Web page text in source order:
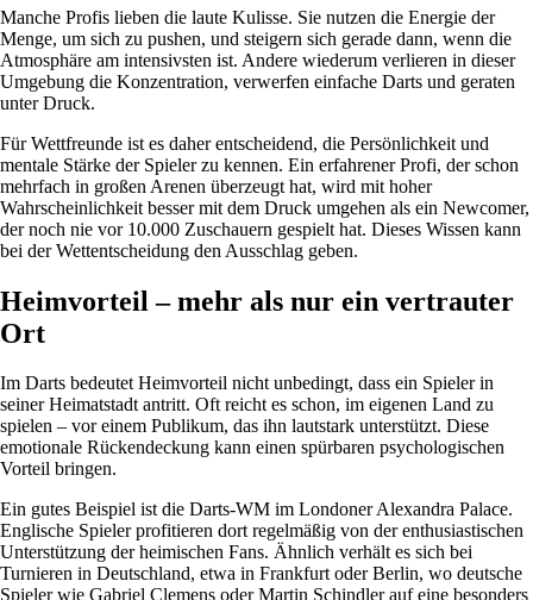
Manche Profis lieben die laute Kulisse. Sie nutzen die Energie der
Menge, um sich zu pushen, und steigern sich gerade dann, wenn die
Atmosphäre am intensivsten ist. Andere wiederum verlieren in dieser
Umgebung die Konzentration, verwerfen einfache Darts und geraten
unter Druck.
Für Wettfreunde ist es daher entscheidend, die Persönlichkeit und
mentale Stärke der Spieler zu kennen. Ein erfahrener Profi, der schon
mehrfach in großen Arenen überzeugt hat, wird mit hoher
Wahrscheinlichkeit besser mit dem Druck umgehen als ein Newcomer,
der noch nie vor 10.000 Zuschauern gespielt hat. Dieses Wissen kann
bei der Wettentscheidung den Ausschlag geben.
Heimvorteil – mehr als nur ein vertrauter
Ort
Im Darts bedeutet Heimvorteil nicht unbedingt, dass ein Spieler in
seiner Heimatstadt antritt. Oft reicht es schon, im eigenen Land zu
spielen – vor einem Publikum, das ihn lautstark unterstützt. Diese
emotionale Rückendeckung kann einen spürbaren psychologischen
Vorteil bringen.
Ein gutes Beispiel ist die Darts-WM im Londoner Alexandra Palace.
Englische Spieler profitieren dort regelmäßig von der enthusiastischen
Unterstützung der heimischen Fans. Ähnlich verhält es sich bei
Turnieren in Deutschland, etwa in Frankfurt oder Berlin, wo deutsche
Spieler wie Gabriel Clemens oder Martin Schindler auf eine besonders